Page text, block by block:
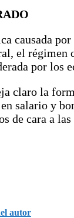
causada
el régimen
por los
claro la
salario y
de cara a
autor